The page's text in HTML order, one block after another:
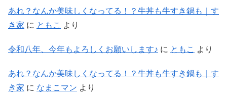
あれ？なんか美味しくなってる！？牛丼も牛すき鍋も｜す
き家 に ともこ より
令和八年、今年もよろしくお願いします♪ に ともこ より
あれ？なんか美味しくなってる！？牛丼も牛すき鍋も｜す
き家 に なまこマン より